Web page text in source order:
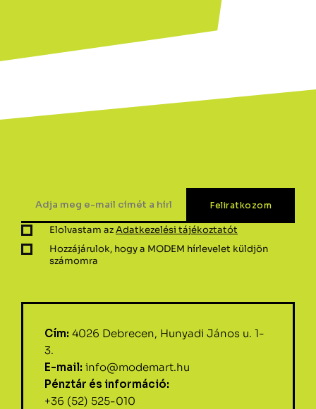
Elolvastam azAdatkezelési tájékoztatót
Hozzájárulok, hogy a MODEM hírlevelet küldjön
számomra
Cím: 4026 Debrecen, Hunyadi János u. 1-
3.
E-mail: info@modemart.hu
Pénztár és információ:
+36 (52) 525-010